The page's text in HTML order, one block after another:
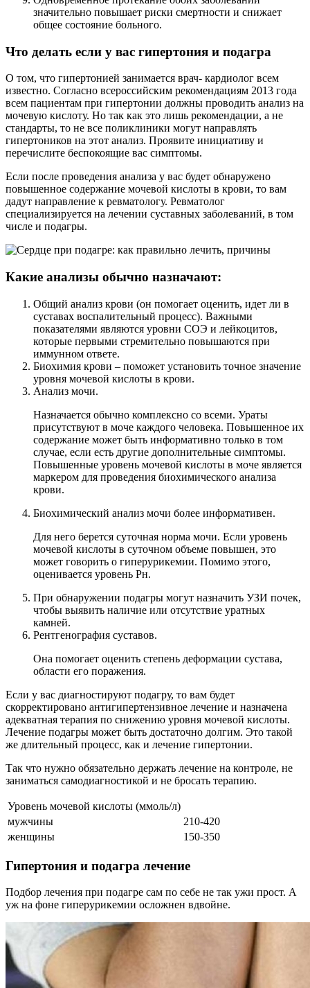
значительно повышает риски смертности и снижает
общее состояние больного.
Что делать если у вас гипертония и подагра
О том, что гипертонией занимается врач- кардиолог всем
известно. Согласно всероссийским рекомендациям 2013 года
всем пациентам при гипертонии должны проводить анализ на
мочевую кислоту. Но так как это лишь рекомендации, а не
стандарты, то не все поликлиники могут направлять
гипертоников на этот анализ. Проявите инициативу и
перечислите беспокоящие вас симптомы.
Если после проведения анализа у вас будет обнаружено
повышенное содержание мочевой кислоты в крови, то вам
дадут направление к ревматологу. Ревматолог
специализируется на лечении суставных заболеваний, в том
числе и подагры.
Какие анализы обычно назначают:
Общий анализ крови (он помогает оценить, идет ли в
суставах воспалительный процесс). Важными
показателями являются уровни СОЭ и лейкоцитов,
которые первыми стремительно повышаются при
иммунном ответе.
Биохимия крови – поможет установить точное значение
уровня мочевой кислоты в крови.
Анализ мочи.
Назначается обычно комплексно со всеми. Ураты
присутствуют в моче каждого человека. Повышенное их
содержание может быть информативно только в том
случае, если есть другие дополнительные симптомы.
Повышенные уровень мочевой кислоты в моче является
маркером для проведения биохимического анализа
крови.
Биохимический анализ мочи более информативен.
Для него берется суточная норма мочи. Если уровень
мочевой кислоты в суточном объеме повышен, это
может говорить о гиперурикемии. Помимо этого,
оценивается уровень Рн.
При обнаружении подагры могут назначить УЗИ почек,
чтобы выявить наличие или отсутствие уратных
камней.
Рентгенография суставов.
Она помогает оценить степень деформации сустава,
области его поражения.
Если у вас диагностируют подагру, то вам будет
скорректировано антигипертензивное лечение и назначена
адекватная терапия по снижению уровня мочевой кислоты.
Лечение подагры может быть достаточно долгим. Это такой
же длительный процесс, как и лечение гипертонии.
Так что нужно обязательно держать лечение на контроле, не
заниматься самодиагностикой и не бросать терапию.
Уровень мочевой кислоты (ммоль/л)
мужчины
210-420
женщины
150-350
Гипертония и подагра лечение
Подбор лечения при подагре сам по себе не так ужи прост. А
уж на фоне гиперурикемии осложнен вдвойне.